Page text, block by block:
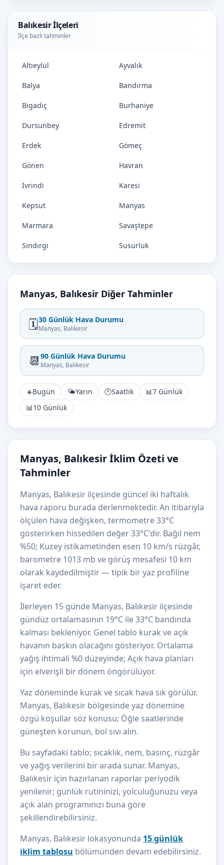
Balıkesir İlçeleri
İlçe bazlı tahminler
Altıeylül Ayvalık
Balya Bandırma
Bigadiç Burhaniye
Dursunbey Edremit
Erdek Gömeç
Gönen Havran
İvrindi Karesi
Kepsut Manyas
Marmara Savaştepe
Sındırgı Susurluk
Manyas, Balıkesir Diğer Tahminler
🗓️30 Günlük Hava Durumu
Manyas, Balıkesir
📆 90 Günlük Hava Durumu
Manyas, Balıkesir
☀️Bugün 🌤️Yarın 🕐Saatlik 📊7 Günlük
📊10 Günlük
Manyas, Balıkesir İklim Özeti ve
Tahminler
Manyas, Balıkesir ilçesinde güncel iki haftalık
hava raporu burada derlenmektedir. An itibarıyla
ölçülen hava değişken, termometre 33°C
gösterirken hissedilen değer 33°C'dir. Bağıl nem
%50; Kuzey istikametinden esen 10 km/s rüzgâr,
barometre 1013 mb ve görüş mesafesi 10 km
olarak kaydedilmiştir — tipik bir yaz profiline
işaret eder.
İlerleyen 15 günde Manyas, Balıkesir ilçesinde
gündüz ortalamasının 19°C ile 33°C bandında
kalması bekleniyor. Genel tablo kurak ve açık
havanın baskın olacağını gösteriyor. Ortalama
yağış ihtimali %0 düzeyinde; Açık hava planları
için elverişli bir dönem öngörülüyor.
Yaz döneminde kurak ve sıcak hava sık görülür.
Manyas, Balıkesir bölgesinde yaz dönemine
özgü koşullar söz konusu; Öğle saatlerinde
güneşten korunun, bol sıvı alın.
Bu sayfadaki tablo; sıcaklık, nem, basınç, rüzgâr
ve yağış verilerini bir arada sunar. Manyas,
Balıkesir için hazırlanan raporlar periyodik
yenilenir; günlük rutininizi, yolculuğunuzu veya
açık alan programınızı buna göre
şekillendirebilirsiniz.
Manyas, Balıkesir lokasyonunda 15 günlük
iklim tablosu bölümünden devam edebilirsiniz.